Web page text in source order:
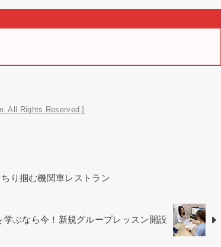
All Rights Reserved.]
り掴む機関車レストラン
学ぶなら今！新規グループレッスン開設